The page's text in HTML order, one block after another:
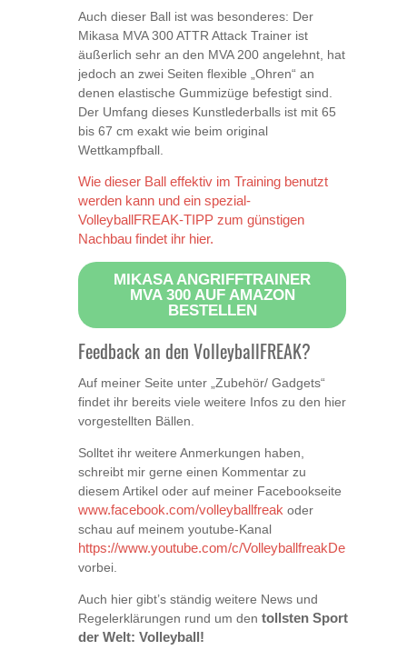
Auch dieser Ball ist was besonderes: Der
Mikasa MVA 300 ATTR Attack Trainer ist
äußerlich sehr an den MVA 200 angelehnt, hat
jedoch an zwei Seiten flexible „Ohren“ an
denen elastische Gummizüge befestigt sind.
Der Umfang dieses Kunstlederballs ist mit 65
bis 67 cm exakt wie beim original
Wettkampfball.
Wie dieser Ball effektiv im Training benutzt
werden kann und ein spezial-
VolleyballFREAK-TIPP zum günstigen
Nachbau findet ihr hier.
MIKASA ANGRIFFTRAINER
MVA 300 AUF AMAZON
BESTELLEN
Feedback an den VolleyballFREAK?
Auf meiner Seite unter „Zubehör/ Gadgets“
findet ihr bereits viele weitere Infos zu den hier
vorgestellten Bällen.
Solltet ihr weitere Anmerkungen haben,
schreibt mir gerne einen Kommentar zu
diesem Artikel oder auf meiner Facebookseite
www.facebook.com/volleyballfreak oder
schau auf meinem youtube-Kanal
https://www.youtube.com/c/VolleyballfreakDe
vorbei.
Auch hier gibt’s ständig weitere News und
Regelerklärungen rund um den tollsten Sport
der Welt: Volleyball!